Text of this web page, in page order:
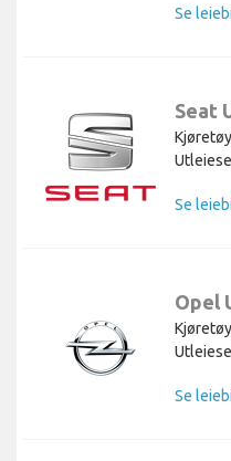
Se
Seat
Se
Opel
Se